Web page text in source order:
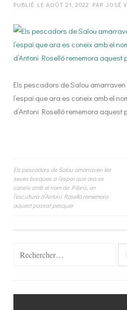
PUBLIÉ LE AOÛT 21, 2022 PAR JOSÉ
Els pescadors de Salou
l’espai que ara es coneix amb el
d’Antoni Roselló rememora
Navigation
de
l’article
Els pescadors de Salou amarraven les
seves barques a l’espai que ara es
coneix amb el nom de Pilons, on
l’escultura d’Antoni Roselló rememora
aquest passat pesquer
Rechercher :